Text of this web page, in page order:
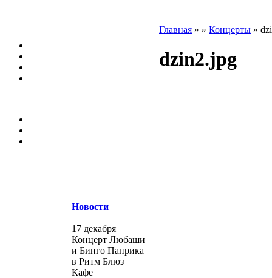
Новости
17 декабря
Концерт Любаши
и Бинго Паприка
в Ритм Блюз
Кафе
Главная » » Концерты »
dzin2.jpg